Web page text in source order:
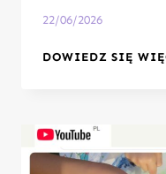
22/06/2026
DOWIEDZ SIĘ